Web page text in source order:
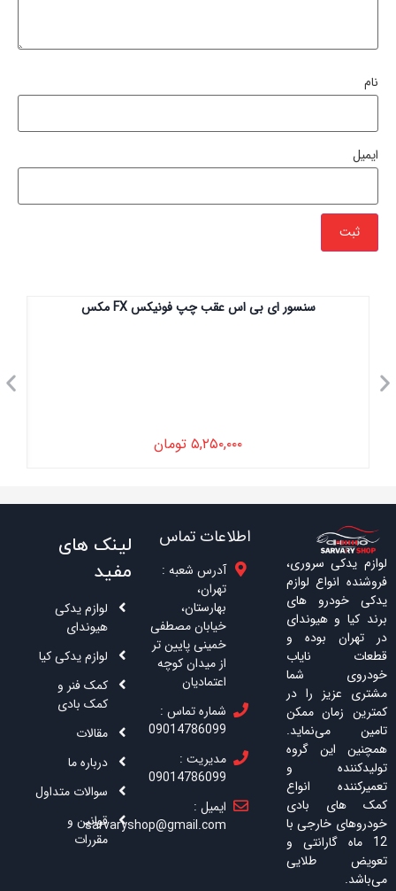
نام
ایمیل
سنسور ای بی اس عقب چپ فونیکس FX مکس
۵,۲۵۰,۰۰۰ تومان
لوازم یدکی سروری،
فروشنده انواع لوازم
یدکی خودرو های
برند کیا و هیوندای
در تهران بوده و
قطعات نایاب
خودروی شما
مشتری عزیز را در
کمترین زمان ممکن
تامین می‌نماید.
همچنین این گروه
تولیدکننده و
تعمیرکننده انواع
کمک های بادی
خودروهای خارجی با
12 ماه گارانتی و
تعویض طلایی
می‌باشد.
اطلاعات تماس
آدرس شعبه :
تهران،
بهارستان،
خیابان مصطفی
خمینی پایین تر
از میدان کوچه
اعتمادیان
شماره تماس :
09014786099
مدیریت :
09014786099
ایمیل :
sarvaryshop@gmail.com
لینک های
مفید
لوازم یدکی
هیوندای
لوازم یدکی کیا
کمک فنر و
کمک بادی
مقالات
درباره ما
سوالات متداول
قوانین و
مقررات